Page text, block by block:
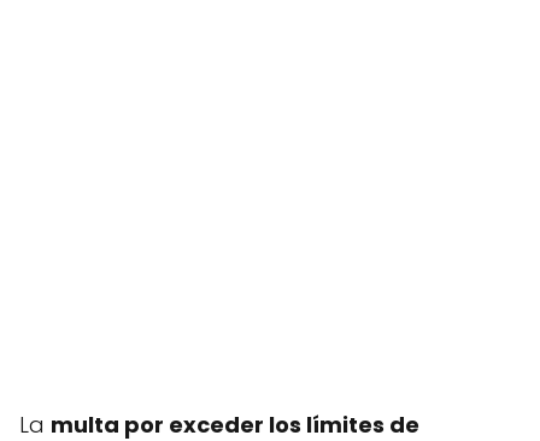
La multa por exceder los límites de